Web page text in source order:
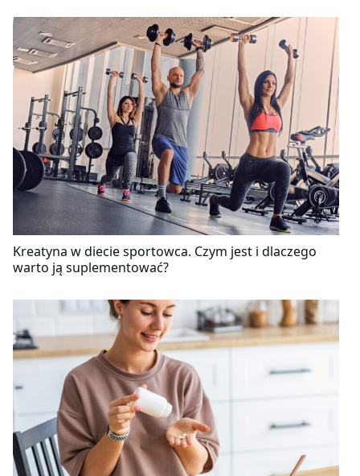
Kreatyna w diecie sportowca. Czym jest i dlaczego
warto ją suplementować?